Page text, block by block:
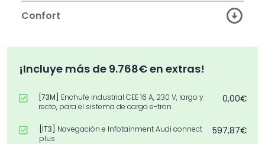
Confort
¡Incluye más de 9.768€ en extras!
[73M]
Enchufe industrial CEE 16 A, 230 V, largo y
recto, para el sistema de carga e-tron
0,00€
[IT3]
Navegación e Infotainment Audi connect
plus
597,87€